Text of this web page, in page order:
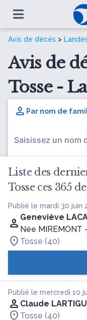
Avis de décès >
Avis de
Tosse -
Par nom de
Liste des
Tosse ces 365
Publié le mardi 30 juin
Geneviève
Née MIREMONT
Tosse (40)
Publié le mercredi 10
Claude
Tosse (40)